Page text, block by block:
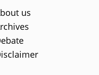
us